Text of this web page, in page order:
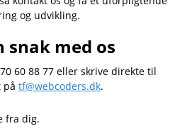
og udvikling.
snak med os
60 88 77 eller skrive direkte til
på tf@webcoders.dk.
fra dig.